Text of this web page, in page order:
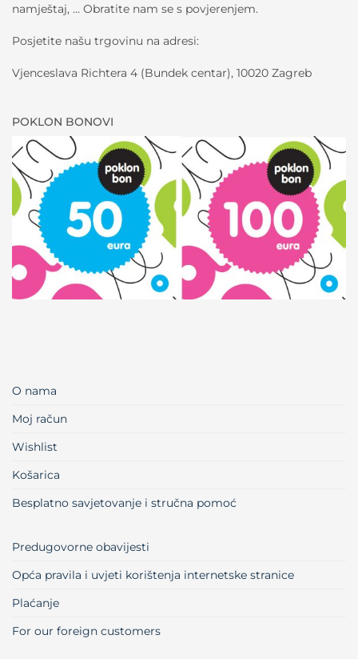
namještaj, … Obratite nam se s povjerenjem.
Posjetite našu trgovinu na adresi:
Vjenceslava Richtera 4 (Bundek centar), 10020 Zagreb
POKLON BONOVI
O nama
Moj račun
Wishlist
Košarica
Besplatno savjetovanje i stručna pomoć
Predugovorne obavijesti
Opća pravila i uvjeti korištenja internetske stranice
Plaćanje
For our foreign customers